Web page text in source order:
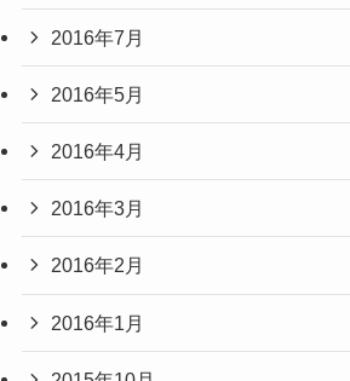
2016年7月
2016年5月
2016年4月
2016年3月
2016年2月
2016年1月